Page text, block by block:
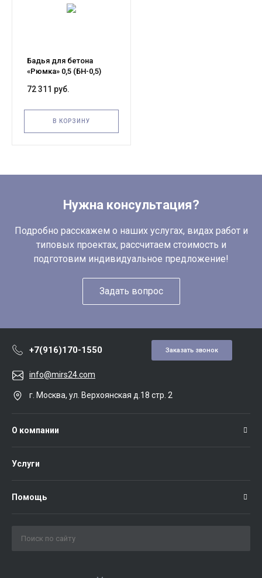
Бадья для бетона
«Рюмка» 0,5 (БН-0,5)
мм
72 311 руб.
В КОРЗИНУ
Нужна консультация?
Подробно расскажем о наших услугах, видах работ и
типовых проектах, рассчитаем стоимость и
подготовим индивидуальное предложение!
Задать вопрос
+7(916)170-1550 Заказать звонок
info@mirs24.com
г. Москва, ул. Верхоянская д.18 стр. 2
О компании
Услуги
Помощь